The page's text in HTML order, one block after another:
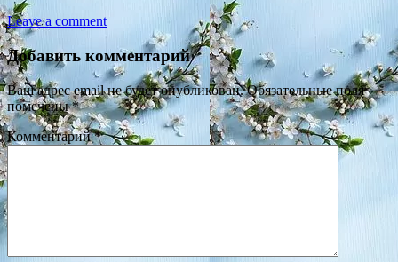
Leave a comment
Добавить комментарий
Ваш адрес email не будет опубликован. Обязательные поля
помечены*
Комментарий*